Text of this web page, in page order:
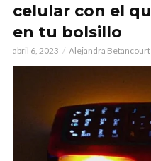
celular con el
en tu bolsillo
abril 6, 2023 Alejandra Betancourt